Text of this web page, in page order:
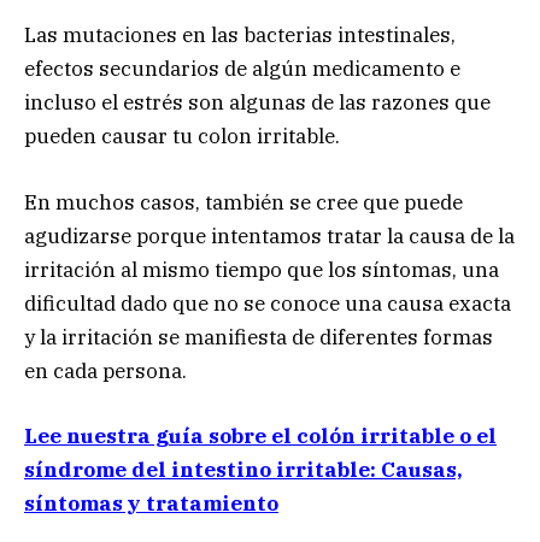
Las mutaciones en las bacterias intestinales,
efectos secundarios de algún medicamento e
incluso el estrés son algunas de las razones que
pueden causar tu colon irritable.
En muchos casos, también se cree que puede
agudizarse porque intentamos tratar la causa de la
irritación al mismo tiempo que los síntomas, una
dificultad dado que no se conoce una causa exacta
y la irritación se manifiesta de diferentes formas
en cada persona.
Lee nuestra guía sobre el colón irritable o el
síndrome del intestino irritable: Causas,
síntomas y tratamiento